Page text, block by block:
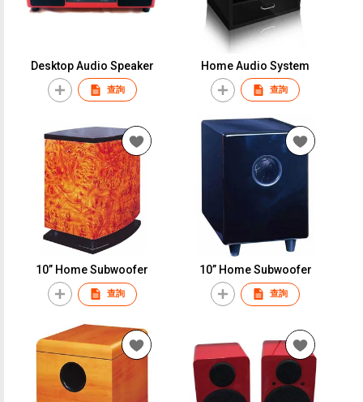
Desktop Audio Speaker
查詢
Home Audio System
查詢
10” Home Subwoofer
查詢
10” Home Subwoofer
查詢